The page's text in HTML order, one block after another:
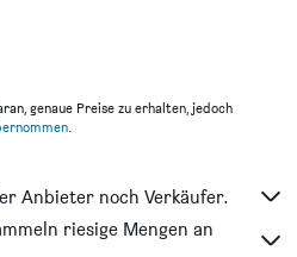
Gangnam
genaue Preise zu erhalten, jedoch
.
Anbieter noch Verkäufer.
riesige Mengen an